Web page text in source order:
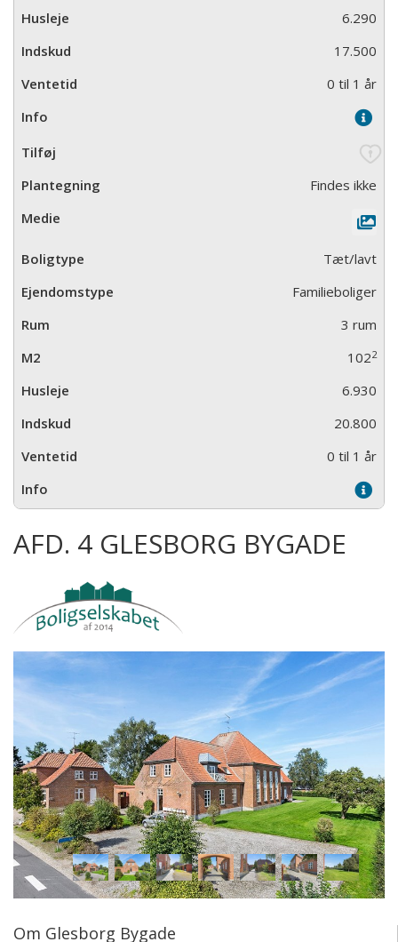
6.290
17.500
0 til 1 år
Findes ikke
Tæt/lavt
Familieboliger
3 rum
1022
6.930
20.800
0 til 1 år
AFD. 4 GLESBORG BYGADE
Om Glesborg Bygade